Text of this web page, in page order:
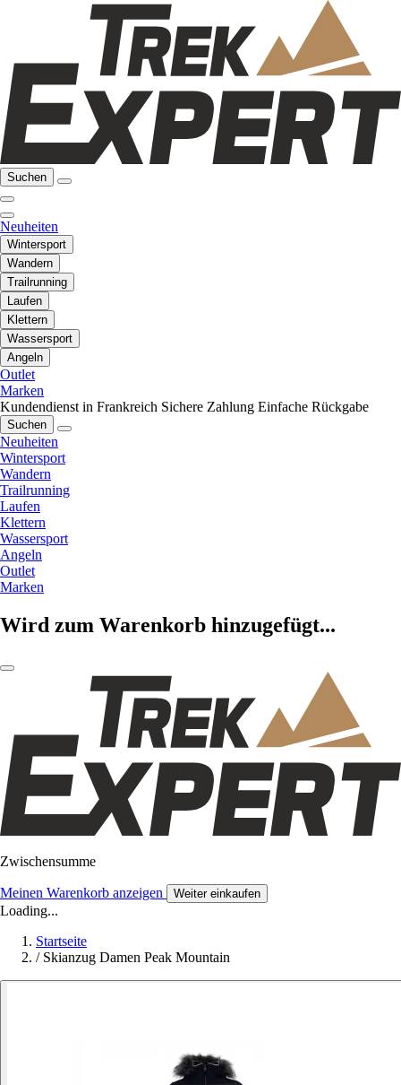
Suchen
Neuheiten
Wintersport
Wandern
Trailrunning
Laufen
Klettern
Wassersport
Angeln
Outlet
Marken
Kundendienst in Frankreich Sichere Zahlung Einfache Rückgabe
Suchen
Neuheiten
Wintersport
Wandern
Trailrunning
Laufen
Klettern
Wassersport
Angeln
Outlet
Marken
Wird zum Warenkorb hinzugefügt...
Zwischensumme
Meinen Warenkorb anzeigen Weiter einkaufen
Loading...
Startseite
/ Skianzug Damen Peak Mountain